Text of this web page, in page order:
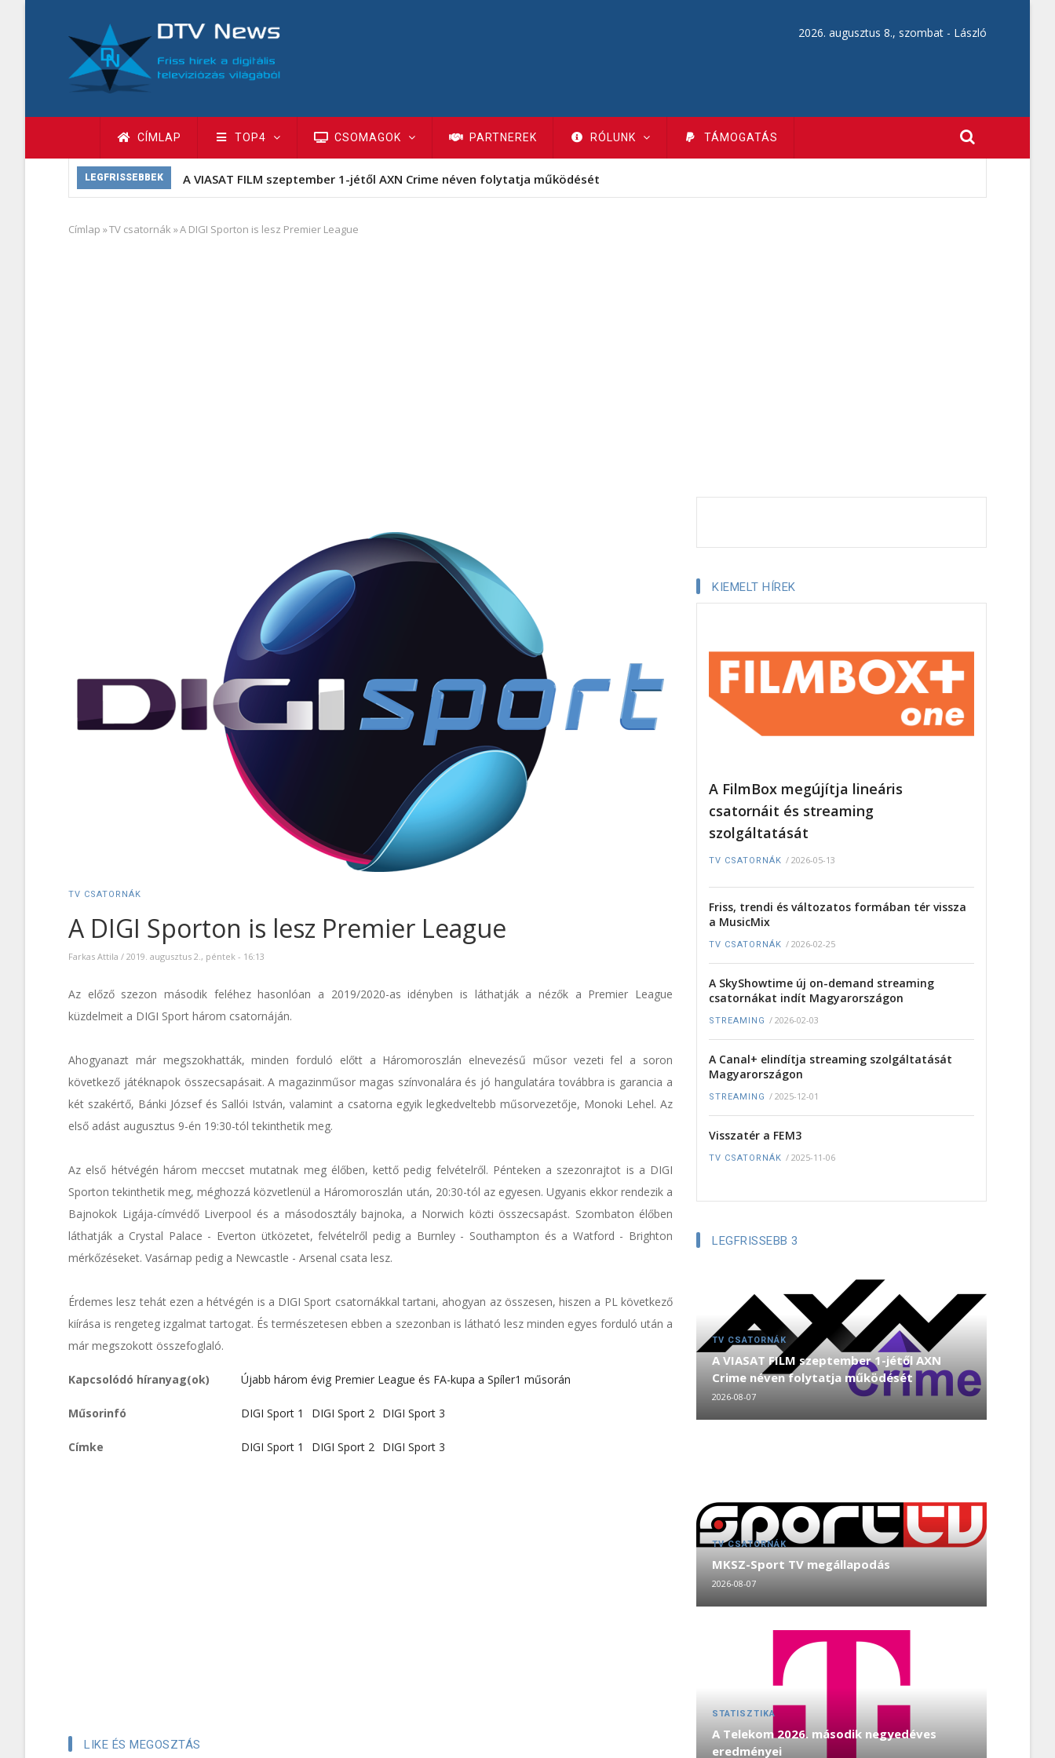
tartalomra
2026. augusztus 8., szombat - László
Fő
navigáció
CÍMLAP TOP4 CSOMAGOK PARTNEREK RÓLUNK TÁMOGATÁS
LEGFRISSEBBEK A VIASAT FILM szeptember 1-jétől AXN Crime néven folytatja működését
Morzsa
Címlap »TV csatornák »A DIGI Sporton is lesz Premier League
TV CSATORNÁK
A DIGI Sporton is lesz Premier League
Farkas Attila / 2019. augusztus 2., péntek - 16:13
Az előző szezon második feléhez hasonlóan a 2019/2020-as idényben is láthatják a nézők a Premier League
küzdelmeit a DIGI Sport három csatornáján.
Ahogyanazt már megszokhatták, minden forduló előtt a Háromoroszlán elnevezésű műsor vezeti fel a soron
következő játéknapok összecsapásait. A magazinműsor magas színvonalára és jó hangulatára továbbra is garancia a
két szakértő, Bánki József és Sallói István, valamint a csatorna egyik legkedveltebb műsorvezetője, Monoki Lehel. Az
első adást augusztus 9-én 19:30-tól tekinthetik meg.
Az első hétvégén három meccset mutatnak meg élőben, kettő pedig felvételről. Pénteken a szezonrajtot is a DIGI
Sporton tekinthetik meg, méghozzá közvetlenül a Háromoroszlán után, 20:30-tól az egyesen. Ugyanis ekkor rendezik a
Bajnokok Ligája-címvédő Liverpool és a másodosztály bajnoka, a Norwich közti összecsapást. Szombaton élőben
láthatják a Crystal Palace - Everton ütközetet, felvételről pedig a Burnley - Southampton és a Watford - Brighton
mérkőzéseket. Vasárnap pedig a Newcastle - Arsenal csata lesz.
Érdemes lesz tehát ezen a hétvégén is a DIGI Sport csatornákkal tartani, ahogyan az összesen, hiszen a PL következő
kiírása is rengeteg izgalmat tartogat. És természetesen ebben a szezonban is látható lesz minden egyes forduló után a
már megszokott összefoglaló.
Kapcsolódó híranyag(ok) Újabb három évig Premier League és FA-kupa a Spíler1 műsorán
Műsorinfó DIGI Sport 1 DIGI Sport 2 DIGI Sport 3
Címke DIGI Sport 1 DIGI Sport 2 DIGI Sport 3
LIKE ÉS MEGOSZTÁS
KIEMELT HÍREK
A FilmBox megújítja lineáris
csatornáit és streaming
szolgáltatását
TV CSATORNÁK / 2026-05-13
Friss, trendi és változatos formában tér vissza
a MusicMix
TV CSATORNÁK / 2026-02-25
A SkyShowtime új on-demand streaming
csatornákat indít Magyarországon
STREAMING / 2026-02-03
A Canal+ elindítja streaming szolgáltatását
Magyarországon
STREAMING / 2025-12-01
Visszatér a FEM3
TV CSATORNÁK / 2025-11-06
LEGFRISSEBB 3
TV CSATORNÁK
A VIASAT FILM szeptember 1-jétől AXN
Crime néven folytatja működését
2026-08-07
TV CSATORNÁK
MKSZ-Sport TV megállapodás
2026-08-07
STATISZTIKA
A Telekom 2026. második negyedéves
eredményei